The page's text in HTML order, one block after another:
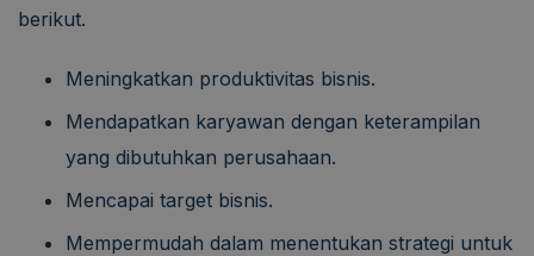
berikut.
Meningkatkan produktivitas bisnis.
Mendapatkan karyawan dengan keterampilan
yang dibutuhkan perusahaan.
Mencapai target bisnis.
Mempermudah dalam menentukan strategi untuk